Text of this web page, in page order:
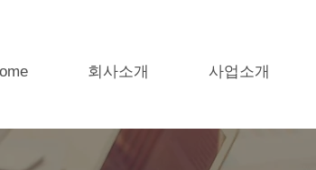
회사소개 사업소개